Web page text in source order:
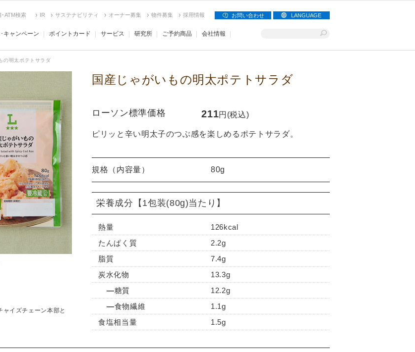
･ATM検索 IR サステナビリティ オーナー募集 物件募集 採用情報 お問い合わせ LANGUAGE
キャンペーン ポイントカード サービス 研究所 ご予約商品 会社情報
の明太ポテトサラダ
イズチェーン本部と
国産じゃがいもの明太ポテトサラダ
ローソン標準価格 211円(税込)
ピリッと辛い明太子のつぶ感を楽しめるポテトサラダ。
規格（内容量） 80g
栄養成分 【1包装(80g)当たり】
熱量
126kcal
たんぱく質
2.2g
脂質
7.4g
炭水化物
13.3g
糖質
12.2g
食物繊維
1.1g
食塩相当量
1.5g